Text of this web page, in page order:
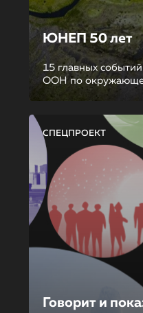
ЮНЕП 50 лет
15 главных
ООН по
СПЕЦПРОЕКТ
Говорит и